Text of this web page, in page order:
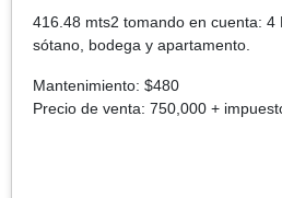
416.48 mts2 tomando en cuenta: 4
sótano, bodega y apartamento.
Mantenimiento: $480
Precio de venta: 750,000 +